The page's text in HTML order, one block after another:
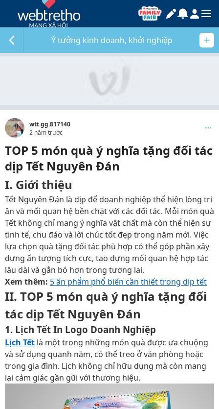
Ý tưởng kinh doanh, khởi nghiệp
wtt.gg.817140
2 năm trước
TOP 5 món quà ý nghĩa tặng đối tác
dịp Tết Nguyên Đán
I. Giới thiệu
Tết Nguyên Đán là dịp để doanh nghiệp thể hiện lòng tri
ân và mối quan hệ bền chặt với các đối tác. Mỗi món quà
Tết không chỉ mang ý nghĩa vật chất mà còn thể hiện sự
tinh tế, chu đáo và lời chúc tốt đẹp trong năm mới. Việc
lựa chọn quà tặng đối tác phù hợp có thể góp phần xây
dựng ấn tượng tích cực, tạo dựng mối quan hệ hợp tác
lâu dài và gắn bó hơn trong tương lai.
Xem thêm: 5 ấn phẩm phổ biến cần thiết trong dịp tết
II. TOP 5 món quà ý nghĩa tặng đối
tác dịp Tết Nguyên Đán
1. Lịch Tết In Logo Doanh Nghiệp
Lịch Tết là một trong những món quà được ưa chuộng
và sử dụng quanh năm, có thể treo ở văn phòng hoặc
trong gia đình. Lịch không chỉ hữu dụng mà còn mang
lại cảm giác gần gũi với thương hiệu.